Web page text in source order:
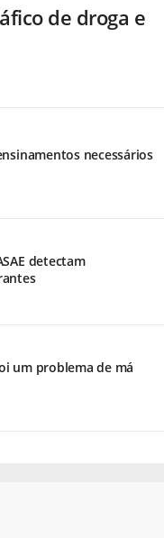
de droga e
necessários
detectam
um problema de má